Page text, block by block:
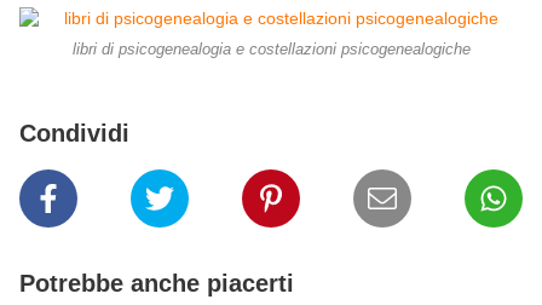
libri di psicogenealogia e costellazioni psicogenealogiche
Condividi
Potrebbe anche piacerti